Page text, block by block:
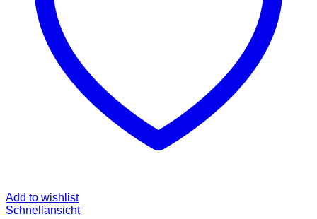
Add to wishlist
Schnellansicht